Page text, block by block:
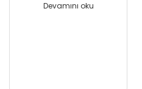
Devamını oku